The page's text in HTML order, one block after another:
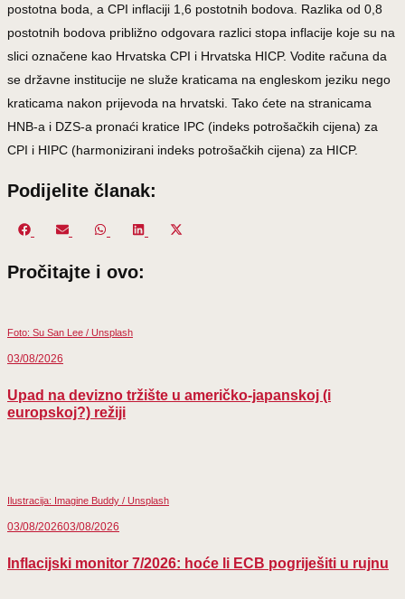
postotna boda, a CPI inflaciji 1,6 postotnih bodova. Razlika od 0,8
postotnih bodova približno odgovara razlici stopa inflacije koje su na
slici označene kao Hrvatska CPI i Hrvatska HICP. Vodite računa da
se državne institucije ne služe kraticama na engleskom jeziku nego
kraticama nakon prijevoda na hrvatski. Tako ćete na stranicama
HNB-a i DZS-a pronaći kratice IPC (indeks potrošačkih cijena) za
CPI i HIPC (harmonizirani indeks potrošačkih cijena) za HICP.
Podijelite članak:
Share
Facebook
Share
Email
Share
WhatsApp
Share
Pročitajte i ovo:
Foto: Su San Lee / Unsplash
03/08/2026
Upad na devizno tržište u američko-japanskoj (i
europskoj?) režiji
Ilustracija: Imagine Buddy / Unsplash
03/08/202603/08/2026
Inflacijski monitor 7/2026: hoće li ECB pogriješiti u rujnu